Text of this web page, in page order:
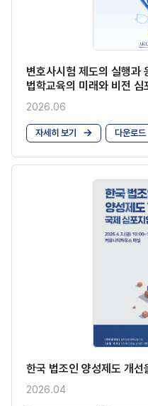
변호사시험 제도의 실행과
법학교육의 미래와 비전 심
2026.06
자세히 보기 다운로드
한국 법조인 양성제도 개
2026.04